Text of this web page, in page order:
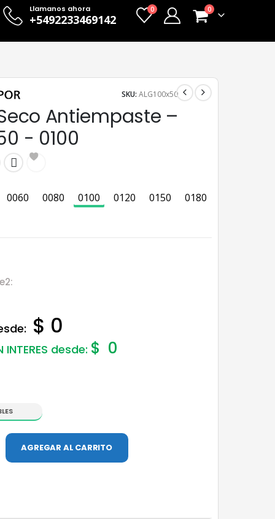
Llamanos ahora
+5492233469142
0 0
Antiempaste –
- 0100
SKU: ALG100x50
0060
0060 0080
0080 0100
0100 0120
0120 0150
0150 0180
0180
$ 0
desde: $ 0
AGREGAR AL CARRITO